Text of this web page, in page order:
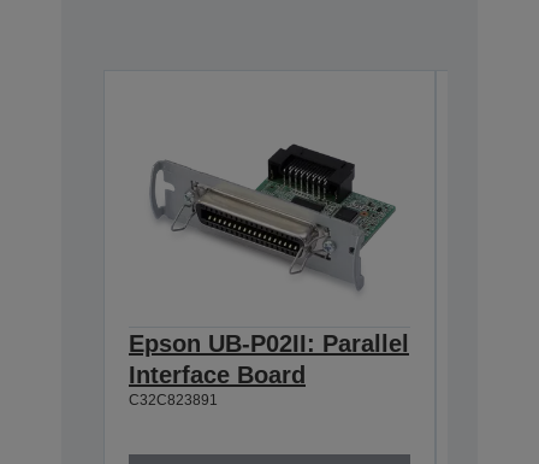
Epson UB-P02II: Parallel
Interface Board
C32C823891